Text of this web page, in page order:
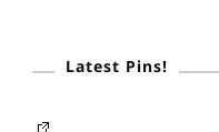
Latest Pins!